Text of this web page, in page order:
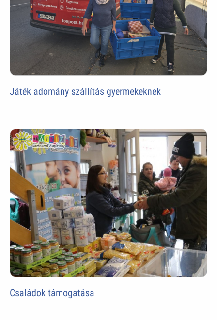
Játék adomány szállítás gyermekeknek
Családok támogatása